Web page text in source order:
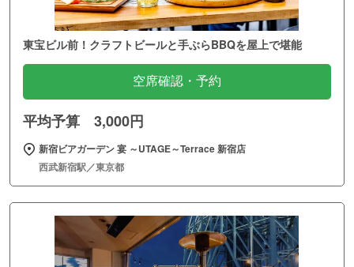
東宝ビル前！クラフトビールと手ぶらBBQを屋上で堪能
空席確認・予約
平均予算 3,000円
新宿ビアガーデン 宴 ～UTAGE～Terrace 新宿店
西武新宿駅／東京都